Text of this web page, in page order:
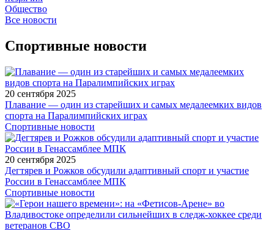
Общество
Все новости
Спортивные новости
20 сентября 2025
Плавание — один из старейших и самых медалеемких видов
спорта на Паралимпийских играх
Спортивные новости
20 сентября 2025
Дегтярев и Рожков обсудили адаптивный спорт и участие
России в Генассамблее МПК
Спортивные новости